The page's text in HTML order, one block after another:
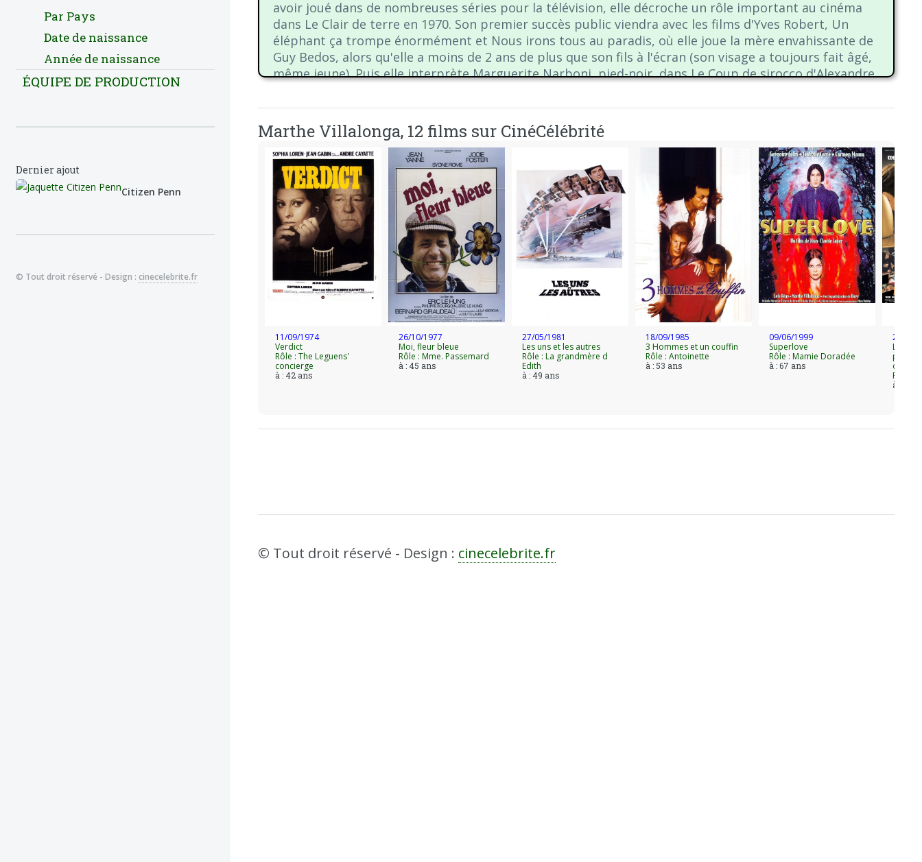
avoir joué dans de nombreuses séries pour la télévision, elle décroche un rôle important au cinéma
dans Le Clair de terre en 1970. Son premier succès public viendra avec les films d'Yves Robert, Un
éléphant ça trompe énormément et Nous irons tous au paradis, où elle joue la mère envahissante de
Guy Bedos, alors qu'elle a moins de 2 ans de plus que son fils à l'écran (son visage a toujours fait âgé,
même jeune). Puis elle interprète Marguerite Narboni, pied-noir, dans Le Coup de sirocco d'Alexandre
rôles de mère juive alors que, dit-elle, « Je ne suis ni mère, ni juive ! » ce qui ne l'a pas empêchée de
triompher au théâtre dans Comment devenir une mère juive en dix leçons. La série Maguy lui
permettra de s'imposer dans le cœur du public et précédera La Calanque (avec Jean-Pierre Darras sur
TF1). André Téchiné lui donne l'occasion de diversifier son jeu dans deux de ses films, Les Innocents et
surtout Ma saison préférée.
En 1993, elle est nommée pour le César de la meilleure actrice dans un second rôle pour le film Ma
Saison Préférée d'André Techiné.
En 2003, au festival de télévision de Monte-Carlo, elle reçoit la Nymphe d'or de la meilleure actrice
pour le film Nés de la mère du monde de Denise Chalem.
Elle reçoit en 1997 le prix Reconnaissance des cinéphiles à Puget-Théniers décerné par l'Association
Souvenance de cinéphiles pour l'ensemble de sa carrière. En 2010, elle joue au côté de Bruno Madinier
dans la pièce Le mal de mère.
Marthe Villalonga, 12 films sur CinéCélébrité
11/09/1974
Verdict
Rôle : The Leguens'
concierge
à : 42 ans
26/10/1977
Moi, fleur bleue
Rôle : Mme. Passemard
à : 45 ans
27/05/1981
Les uns et les autres
Rôle : La grandmère d
Edith
à : 49 ans
18/09/1985
3 Hommes et un couffin
Rôle : Antoinette
à : 53 ans
09/06/1999
Superlove
Rôle : Mamie Doradée
à : 67 ans
24/09/
Lovely
Rôle :
à : 71
© Tout droit réservé - Design : cinecelebrite.fr
Par Pays
Date de naissance
Année de naissance
ÉQUIPE DE PRODUCTION
Dernier ajout
Citizen Penn
© Tout droit réservé - Design : cinecelebrite.fr